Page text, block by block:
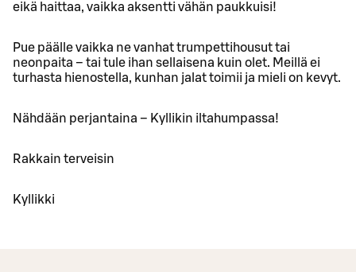
eikä haittaa, vaikka aksentti vähän paukkuisi!
Pue päälle vaikka ne vanhat trumpettihousut tai
neonpaita – tai tule ihan sellaisena kuin olet. Meillä ei
turhasta hienostella, kunhan jalat toimii ja mieli on kevyt.
Nähdään perjantaina – Kyllikin iltahumpassa!
Rakkain terveisin
Kyllikki